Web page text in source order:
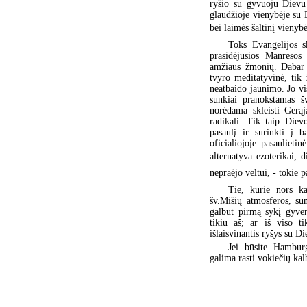
ryšio su gyvuoju
glaudžioje vienybėje su
bei laimės šaltinį
Toks Evangelijos
prasidėjusios
amžiaus žmonių.
tvyro meditatyvinė, tik
neatbaido jaunimo. Jo
sunkiai pranokstamas
norėdama skleisti
radikali. Tik taip
pasaulį ir surinkti į
oficialiojoje
alternatyva ezoterikai,
nepraėjo veltui, - tokie
Tie, kurie nors
šv.Mišių atmosferos,
galbūt pirmą sykį
tikiu aš; ar iš viso
išlaisvinantis ryšys su
Jei būsite
galima rasti vokiečių